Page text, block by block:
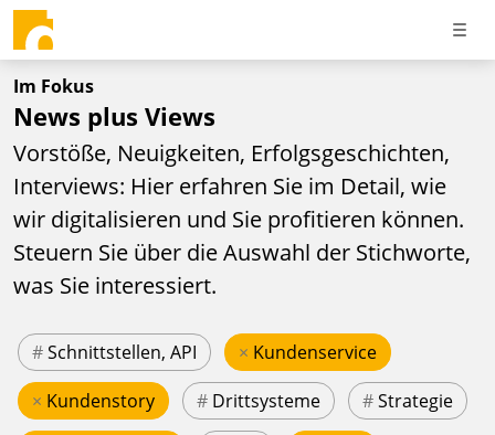
Im Fokus
News plus Views
Vorstöße, Neuigkeiten, Erfolgsgeschichten,
Interviews: Hier erfahren Sie im Detail, wie
wir digitalisieren und Sie profitieren können.
Steuern Sie über die Auswahl der Stichworte,
was Sie interessiert.
#Schnittstellen, API × Kundenservice
× Kundenstory # Drittsysteme #Strategie